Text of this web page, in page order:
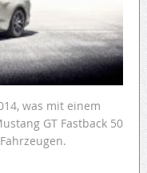
was mit einem
GT Fastback 50